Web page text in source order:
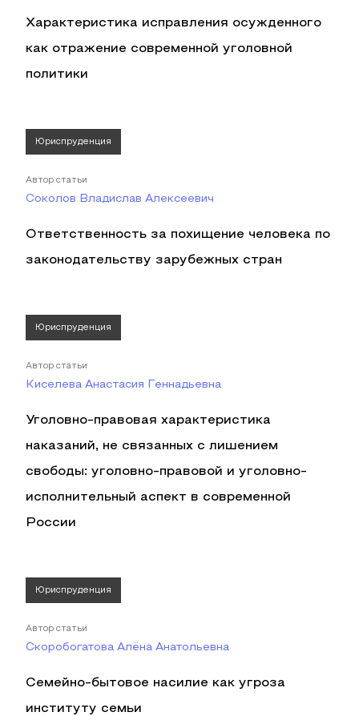
Характеристика исправления осужденного
как отражение современной уголовной
политики
Юриспруденция
Автор статьи
Соколов Владислав Алексеевич
Ответственность за похищение человека по
законодательству зарубежных стран
Юриспруденция
Автор статьи
Киселева Анастасия Геннадьевна
Уголовно-правовая характеристика
наказаний, не связанных с лишением
свободы: уголовно-правовой и уголовно-
исполнительный аспект в современной
России
Юриспруденция
Автор статьи
Скоробогатова Алёна Анатольевна
Семейно-бытовое насилие как угроза
институту семьи